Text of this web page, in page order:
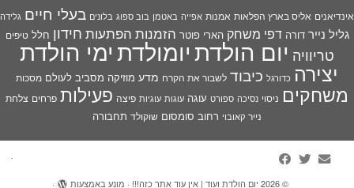
אינדיאנים אליס בארץ הפלאות אמנות אפייה באטמן בוב ספוג בלונים בעלי חיים גלידה
גליל נייר דורה דפי משחק הארי פוטר הזמנות הפתעות חידון חלל טיפים
טריוויה יום הולדתיומולדתימי הולדת
יצירה כדורגל כיבוד לשבור את הקרח מדע מוזיקה מסביב לעולם מסכות
משחקים ניסוי נסיכה ספורט עוגה עוגות עוגיות פיצה פעילות פרחים צלחת
נייר קאובוי רחוב סומסום שוקולד תחבורה
·
© 2026 יום הולדת ועוד | אין עוד אתר כזה!!! · מונע באמצעות ·